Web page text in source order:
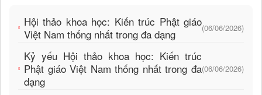
Hội thảo khoa học: Kiến trúc Phật giáo
Việt Nam thống nhất trong đa dạng
(06/06/2026)
Kỷ yếu Hội thảo khoa học: Kiến trúc
Phật giáo Việt Nam thống nhất trong đa
dạng
(06/06/2026)